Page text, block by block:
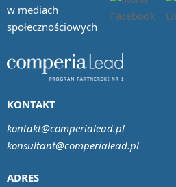
w mediach
społecznościowych
ADRES
KONTAKT
kontakt@comperialead.pl
konsultant@comperialead.pl